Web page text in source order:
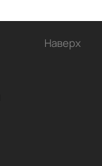
Наверх